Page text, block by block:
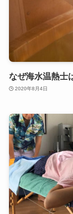
なぜ海水温熱士
2020年8月4日